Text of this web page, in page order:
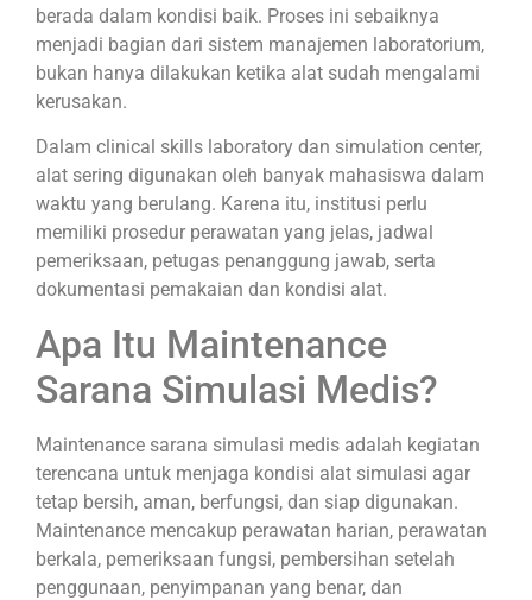
berada dalam kondisi baik. Proses ini sebaiknya
menjadi bagian dari sistem manajemen laboratorium,
bukan hanya dilakukan ketika alat sudah mengalami
kerusakan.
Dalam clinical skills laboratory dan simulation center,
alat sering digunakan oleh banyak mahasiswa dalam
waktu yang berulang. Karena itu, institusi perlu
memiliki prosedur perawatan yang jelas, jadwal
pemeriksaan, petugas penanggung jawab, serta
dokumentasi pemakaian dan kondisi alat.
Apa Itu Maintenance
Sarana Simulasi Medis?
Maintenance sarana simulasi medis adalah kegiatan
terencana untuk menjaga kondisi alat simulasi agar
tetap bersih, aman, berfungsi, dan siap digunakan.
Maintenance mencakup perawatan harian, perawatan
berkala, pemeriksaan fungsi, pembersihan setelah
penggunaan, penyimpanan yang benar, dan